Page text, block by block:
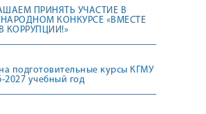
ПРИНЯТЬ УЧАСТИЕ В
КОНКУРСЕ «ВМЕСТЕ
КОРРУПЦИИ!»
подготовительные курсы КГМУ
2027 учебный год